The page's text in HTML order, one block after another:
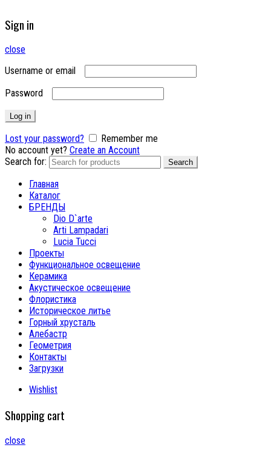
Sign in
close
Username or email
Password
Log in
Lost your password?
Remember me
No account yet? Create an Account
Search for:
Search
Главная
Каталог
БРЕНДЫ
Dio D`arte
Arti Lampadari
Lucia Tucci
Проекты
Функциональное освещение
Керамика
Акустическое освещение
Флористика
Историческое литье
Горный хрусталь
Алебастр
Геометрия
Контакты
Загрузки
Wishlist
Shopping cart
close